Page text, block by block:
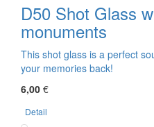
D50 Shot Glass
monuments
This shot glass is a perfect
your memories back!
6,00 €
Detail